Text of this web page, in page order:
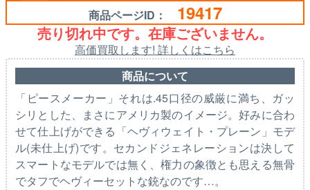
商品ページID： 19417
売り切れ中です。在庫ございません。
高価買取します! 詳しくはこちら
商品について
「ピースメーカー」それは.45口径の威厳に満ち、ガッ
シリとした、まさにアメリカ製のイメージ。好みに合わ
せて仕上げができる「ヘヴィウェイト・プレーン」モデ
ル(未仕上げ)です。セカンドジェネレーションは決して
スマートなモデルでは無く、権力の象徴とも思える無骨
でタフでヘヴィーセットな銃なのです…。